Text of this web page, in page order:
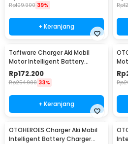
Rp109.900 39%
+ Keranjang
Rp
Taffware Charger Aki Mobil
Motor Intelligent Battery
Charger 12V 20A - KC-20A
Rp172.200
Rp254.900 33%
+ Keranjang
Rp
Rp
OTOHEROES Charger Aki Mobil
Intelligent Battery Charger